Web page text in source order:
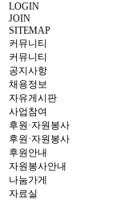
LOGIN
JOIN
SITEMAP
커뮤니티
커뮤니티
공지사항
채용정보
자유게시판
사업참여
후원·자원봉사
후원·자원봉사
후원안내
자원봉사안내
나눔가게
자료실